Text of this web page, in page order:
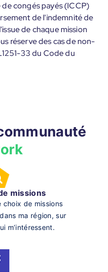
congés payés (ICCP)
de l'indemnité de
de chaque mission
réserve des cas de non-
33 du Code du
missions
choix de missions
ma région, sur
m’intéressent.